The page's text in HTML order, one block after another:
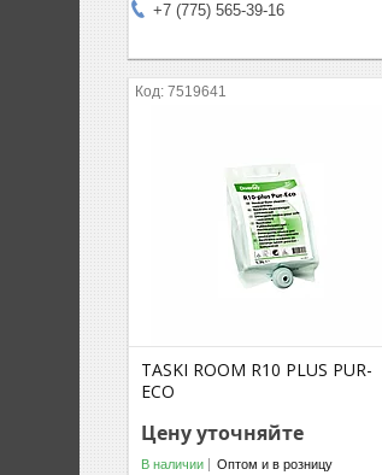
+7 (775) 565-39-16
7519641
TASKI ROOM R10 PLUS PUR-
ECO
Цену уточняйте
В наличии Оптом и в розницу